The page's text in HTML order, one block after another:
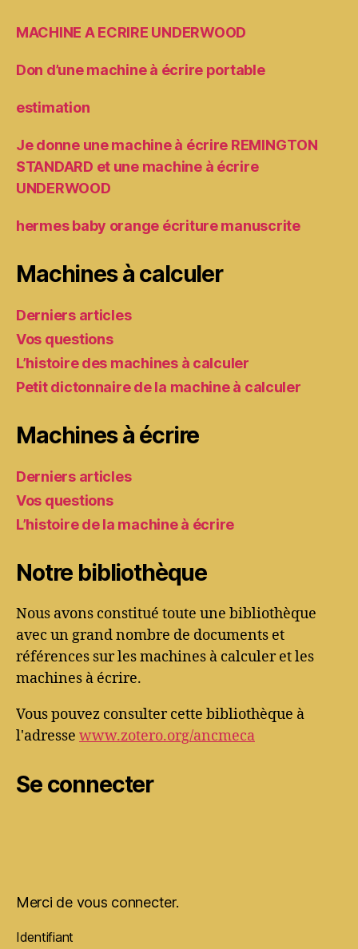
MACHINE A ECRIRE UNDERWOOD
Don d’une machine à écrire portable
estimation
Je donne une machine à écrire REMINGTON
STANDARD et une machine à écrire
UNDERWOOD
hermes baby orange écriture manuscrite
Machines à calculer
Derniers articles
Vos questions
L’histoire des machines à calculer
Petit dictonnaire de la machine à calculer
Machines à écrire
Derniers articles
Vos questions
L’histoire de la machine à écrire
Notre bibliothèque
Nous avons constitué toute une bibliothèque
avec un grand nombre de documents et
références sur les machines à calculer et les
machines à écrire.
Vous pouvez consulter cette bibliothèque à
l'adresse www.zotero.org/ancmeca
Se connecter
Merci de vous connecter.
Identifiant